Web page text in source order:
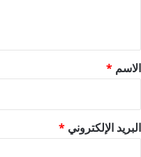
*
الاسم *
البريد الإلكتروني *